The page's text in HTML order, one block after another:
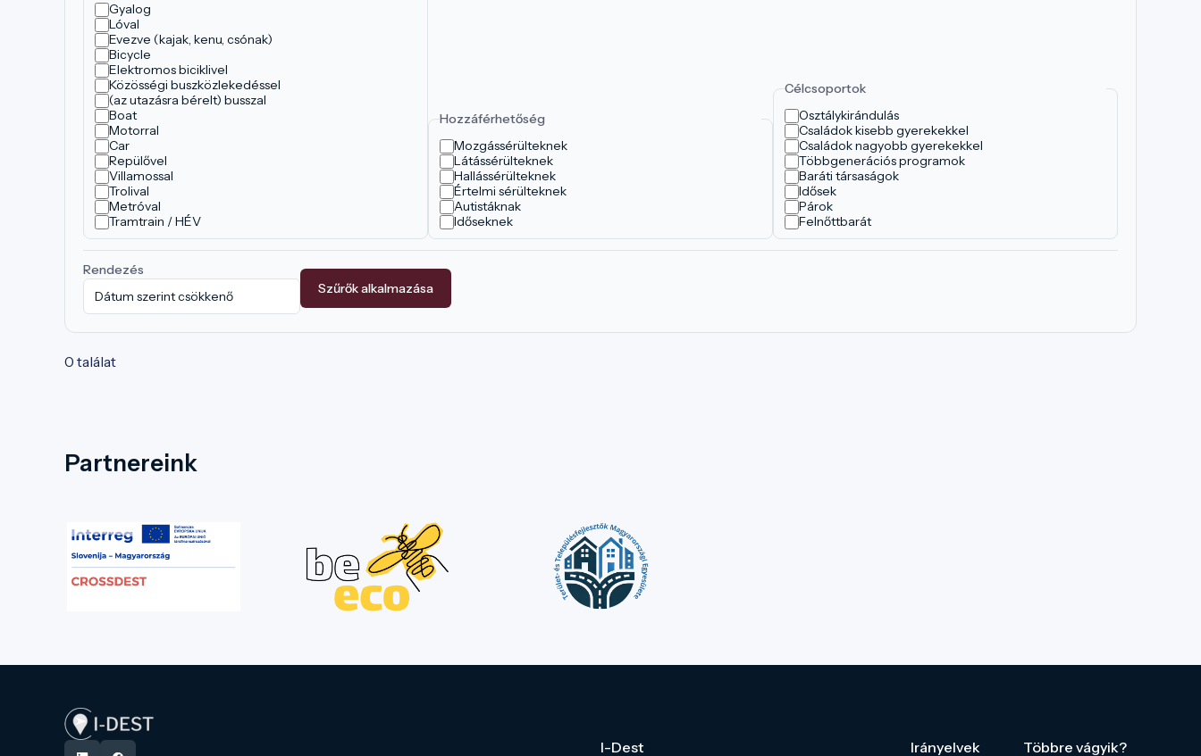
Gyalog
Lóval
Evezve (kajak, kenu, csónak)
Bicycle
Elektromos biciklivel
Közösségi buszközlekedéssel
(az utazásra bérelt) busszal
Boat
Motorral
Car
Repülővel
Villamossal
Trolival
Metróval
Tramtrain / HÉV
Hozzáférhetőség
Mozgássérülteknek
Látássérülteknek
Hallássérülteknek
Értelmi sérülteknek
Autistáknak
Időseknek
Célcsoportok
Osztálykirándulás
Családok kisebb gyerekekkel
Családok nagyobb gyerekekkel
Többgenerációs programok
Baráti társaságok
Idősek
Párok
Felnőttbarát
Rendezés
Szűrők alkalmazása
0 találat
Partnereink
I-Dest Irányelvek Többre vágyik?